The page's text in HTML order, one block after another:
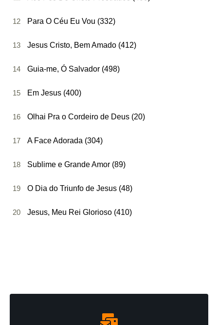
12 Para O Céu Eu Vou (332)
13 Jesus Cristo, Bem Amado (412)
14 Guia-me, Ó Salvador (498)
15 Em Jesus (400)
16 Olhai Pra o Cordeiro de Deus (20)
17 A Face Adorada (304)
18 Sublime e Grande Amor (89)
19 O Dia do Triunfo de Jesus (48)
20 Jesus, Meu Rei Glorioso (410)